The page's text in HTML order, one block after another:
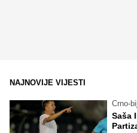
NAJNOVIJE VIJESTI
Crno-
Saša